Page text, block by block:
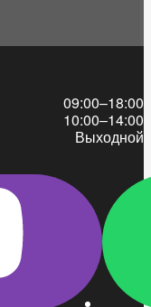
09:00–18:00
10:00–14:00
Выходной